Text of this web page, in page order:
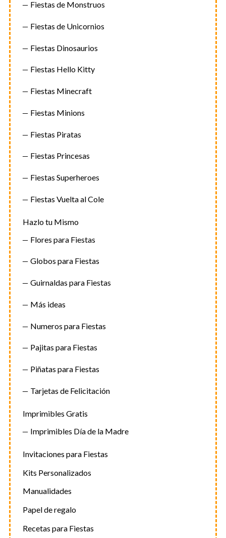
Fiestas de Monstruos
Fiestas de Unicornios
Fiestas Dinosaurios
Fiestas Hello Kitty
Fiestas Minecraft
Fiestas Minions
Fiestas Piratas
Fiestas Princesas
Fiestas Superheroes
Fiestas Vuelta al Cole
Hazlo tu Mismo
Flores para Fiestas
Globos para Fiestas
Guirnaldas para Fiestas
Más ideas
Numeros para Fiestas
Pajitas para Fiestas
Piñatas para Fiestas
Tarjetas de Felicitación
Imprimibles Gratis
Imprimibles Día de la Madre
Invitaciones para Fiestas
Kits Personalizados
Manualidades
Papel de regalo
Recetas para Fiestas